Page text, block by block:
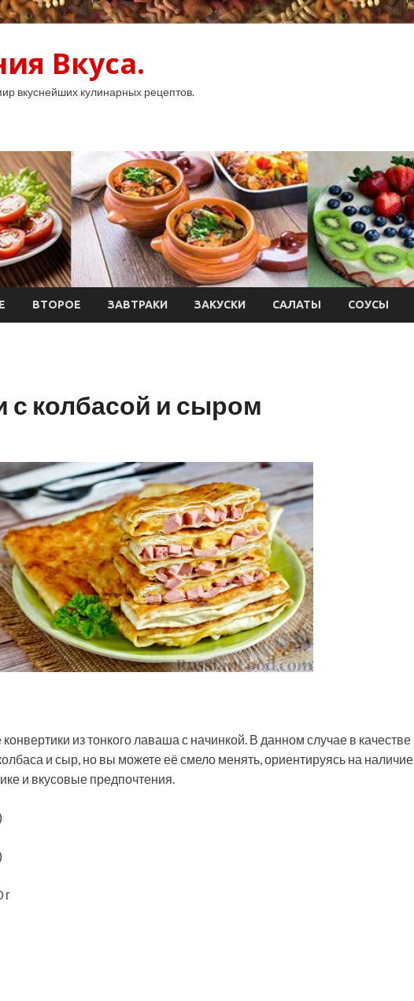
Вкуса.
вкуснейших кулинарных рецептов.
ВТОРОЕ ЗАВТРАКИ ЗАКУСКИ САЛАТЫ СОУСЫ
с колбасой и сыром
из тонкого лаваша с начинкой. В данном случае в качестве
и сыр, но вы можете её смело менять, ориентируясь на наличие
и вкусовые предпочтения.
г